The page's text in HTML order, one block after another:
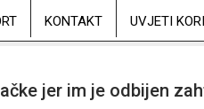
KONTAKT UVJETI
jer im je odbijen